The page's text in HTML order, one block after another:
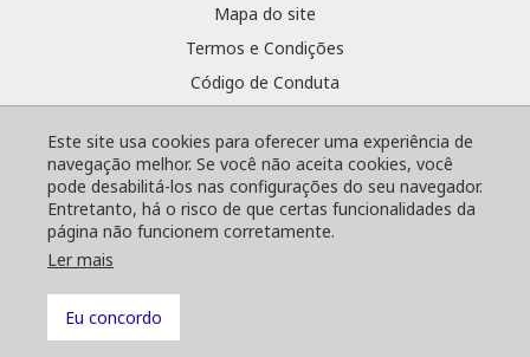
Mapa do site
Termos e Condições
Código de Conduta
Política de Privacidade
SAC
Portal Complice
Este site usa cookies para oferecer uma experiência de
navegação melhor. Se você não aceita cookies, você
pode desabilitá-los nas configurações do seu navegador.
Entretanto, há o risco de que certas funcionalidades da
página não funcionem corretamente.
Ler mais
Eu concordo